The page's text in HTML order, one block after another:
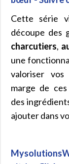
Cette série
découpe des
charcutiers,
une
valoriser vos
marge de
des
ajouter dans